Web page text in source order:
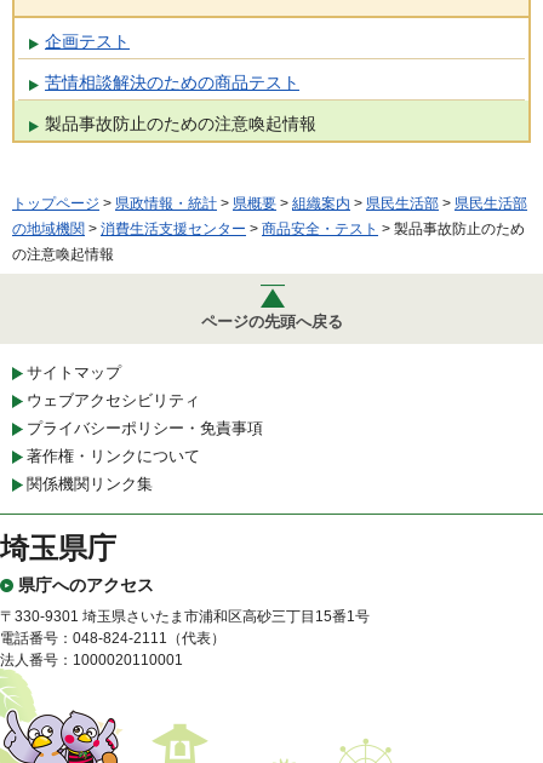
企画テスト
苦情相談解決のための商品テスト
製品事故防止のための注意喚起情報
トップページ > 県政情報・統計 > 県概要 > 組織案内 > 県民生活部 > 県民生活部
の地域機関 > 消費生活支援センター > 商品安全・テスト > 製品事故防止のため
の注意喚起情報
ページの先頭へ戻る
サイトマップ
ウェブアクセシビリティ
プライバシーポリシー・免責事項
著作権・リンクについて
関係機関リンク集
埼玉県庁
県庁へのアクセス
〒330-9301 埼玉県さいたま市浦和区高砂三丁目15番1号
電話番号：048-824-2111（代表）
法人番号：1000020110001